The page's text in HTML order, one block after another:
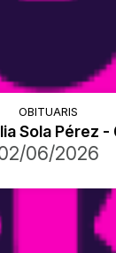
OBITUARIS
Sola Pérez
06/2026